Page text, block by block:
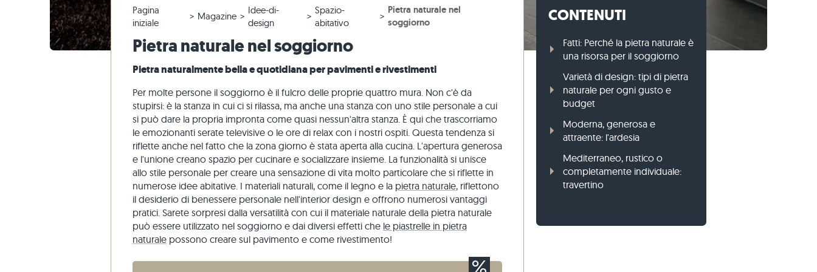
Piastrelle in quarzite
Piastrelle di marmo
Piastrelle antiche
Piastrelle a mosaico
Rivestimenti di pietra
Piastrelle beige
Piastrelle grigie
Pavimento calcarea
Pavimento marmo
Pavimento quarzite
Pavimento basalto
Lastre per terrazze beige
Pavimento grigio
Sampietrini calcari
Sampietrini di quarzite
Listelli per pavimentazione
Gradini di blocco di gneiss
Gradini di blocco calcari
Mattoni di pietra travertino
Mattoni di pietra quarzite
Rivestimenti di pietra
Cordoli per prato di gneiss
Reclami e riordini
Modifica e annullamento dell'ordine
Spedizione di campioni
Tour panoramico
Progettazione di giardini
Stili di vita
Impressioni dei clienti
Marmo
Quarzite
Pietra arenaria
Ardesia
Travertino
Pagina
iniziale
Magazine
Idee-di-
design
Spazio-
abitativo
Pietra naturale nel
soggiorno
Pietra naturale nel soggiorno
Pietra naturalmente bella e quotidiana per pavimenti e rivestimenti
Per molte persone il soggiorno è il fulcro delle proprie quattro mura. Non c'è da
stupirsi: è la stanza in cui ci si rilassa, ma anche una stanza con uno stile personale a cui
si può dare la propria impronta come quasi nessun'altra stanza. È qui che trascorriamo
le emozionanti serate televisive o le ore di relax con i nostri ospiti. Questa tendenza si
riflette anche nel fatto che la zona giorno è stata aperta alla cucina. L'apertura generosa
e l'unione creano spazio per cucinare e socializzare insieme. La funzionalità si unisce
allo stile personale per creare una sensazione di vita molto particolare che si riflette in
numerose idee abitative. I materiali naturali, come il legno e la pietra naturale, riflettono
il desiderio di benessere personale nell'interior design e offrono numerosi vantaggi
pratici. Sarete sorpresi dalla versatilità con cui il materiale naturale della pietra naturale
può essere utilizzato nel soggiorno e dai diversi effetti che le piastrelle in pietra
naturalepossono creare sul pavimento e come rivestimento!
CONTENUTI
Fatti: Perché la pietra naturale è
una risorsa per il soggiorno
Varietà di design: tipi di pietra
naturale per ogni gusto e
budget
Moderna, generosa e
attraente: l'ardesia
Mediterraneo, rustico o
completamente individuale:
travertino